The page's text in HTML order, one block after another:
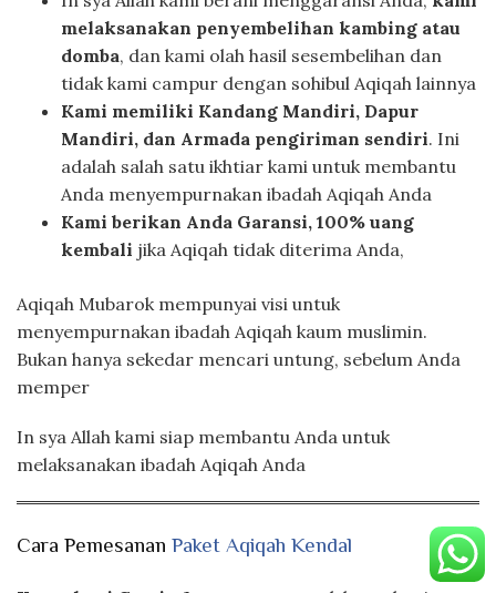
melaksanakan penyembelihan kambing atau
domba, dan kami olah hasil sesembelihan dan
tidak kami campur dengan sohibul Aqiqah lainnya
Kami memiliki Kandang Mandiri, Dapur
Mandiri, dan Armada pengiriman sendiri. Ini
adalah salah satu ikhtiar kami untuk membantu
Anda menyempurnakan ibadah Aqiqah Anda
Kami berikan Anda Garansi, 100% uang
kembali jika Aqiqah tidak diterima Anda,
Aqiqah Mubarok mempunyai visi untuk
menyempurnakan ibadah Aqiqah kaum muslimin.
Bukan hanya sekedar mencari untung, sebelum Anda
memper
In sya Allah kami siap membantu Anda untuk
melaksanakan ibadah Aqiqah Anda
Cara Pemesanan Paket Aqiqah Kendal